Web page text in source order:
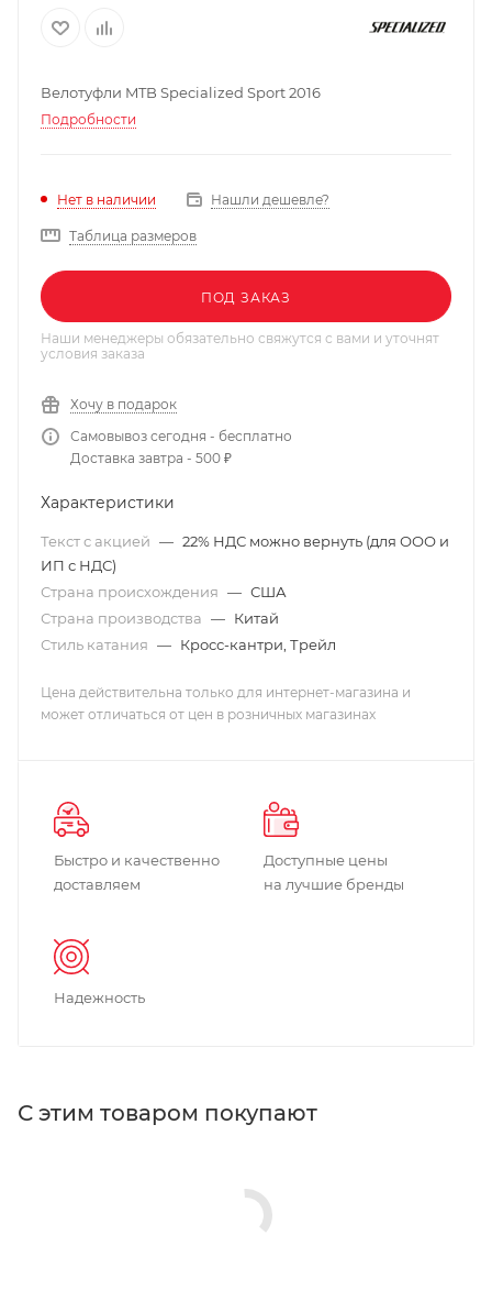
Велотуфли MTB Specialized Sport 2016
Подробности
Нет в наличии Нашли дешевле?
Таблица размеров
ПОД ЗАКАЗ
Наши менеджеры обязательно свяжутся с вами и уточнят
условия заказа
Хочу в подарок
Самовывоз сегодня - бесплатно
Доставка завтра - 500 ₽
Характеристики
Текст с акцией — 22% НДС можно вернуть (для ООО и
ИП с НДС)
Страна происхождения — США
Страна производства — Китай
Стиль катания — Кросс-кантри, Трейл
Цена действительна только для интернет-магазина и
может отличаться от цен в розничных магазинах
Быстро и качественно
доставляем
Доступные цены
на лучшие бренды
Надежность
С этим товаром покупают